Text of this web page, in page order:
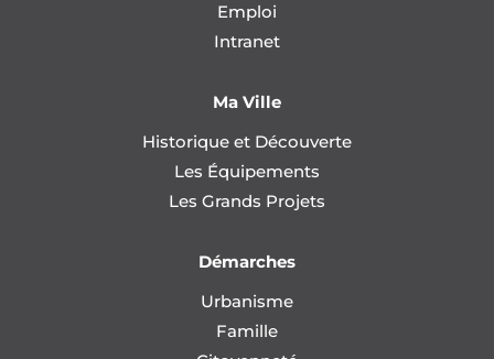
Emploi
Intranet
Ma Ville
Historique et Découverte
Les Équipements
Les Grands Projets
Démarches
Urbanisme
Famille